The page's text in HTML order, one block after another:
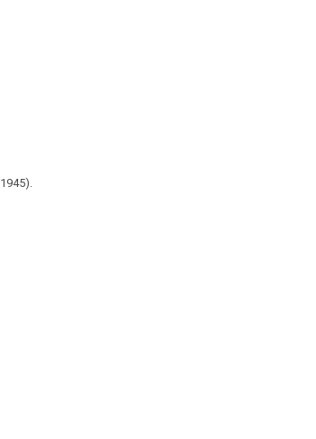
1945).